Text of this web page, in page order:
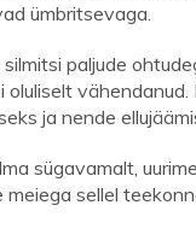
ümbritsevaga.
paljude
ja nende
sügavamalt,
sellel